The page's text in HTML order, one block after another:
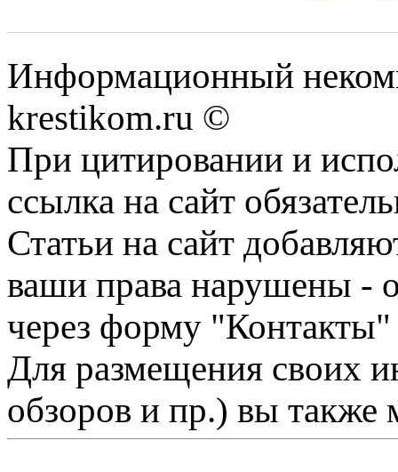
Информационный
krestikom.ru ©
При цитировании и
ссылка на сайт
Статьи на сайт
ваши права нарушены -
через форму "Контакты"
Для размещения своих
обзоров и пр.) вы также